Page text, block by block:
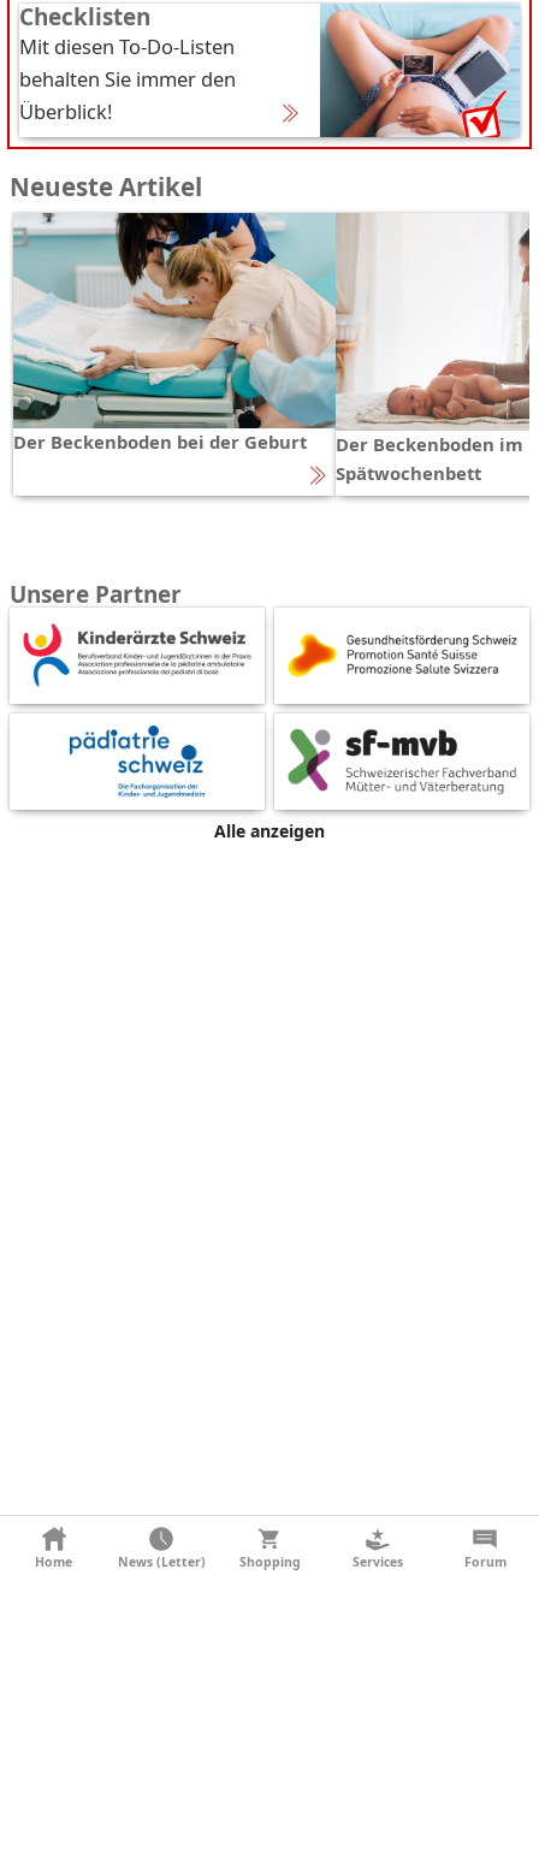
Checklisten
Mit diesen To-Do-Listen
behalten Sie immer den
Überblick!
Neueste Artikel
Der Beckenboden bei der Geburt
Der Beckenboden im
Spätwochenbett
Unsere Partner
Alle anzeigen
KONTAKT
Home News (Letter) Shopping Services Forum